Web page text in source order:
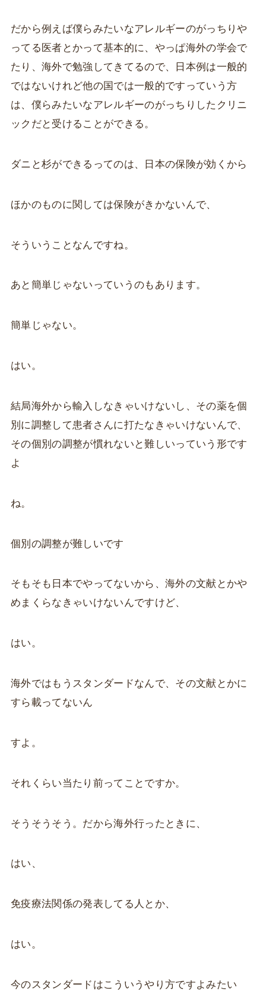
だから例えば僕らみたいなアレルギーのがっちりや
ってる医者とかって基本的に、やっぱ海外の学会で
たり、海外で勉強してきてるので、日本例は一般的
ではないけれど他の国では一般的ですっていう方
は、僕らみたいなアレルギーのがっちりしたクリニ
ックだと受けることができる。
ダニと杉ができるってのは、日本の保険が効くから
ほかのものに関しては保険がきかないんで、
そういうことなんですね。
あと簡単じゃないっていうのもあります。
簡単じゃない。
はい。
結局海外から輸入しなきゃいけないし、その薬を個
別に調整して患者さんに打たなきゃいけないんで、
その個別の調整が慣れないと難しいっていう形です
よ
ね。
個別の調整が難しいです
そもそも日本でやってないから、海外の文献とかや
めまくらなきゃいけないんですけど、
はい。
海外ではもうスタンダードなんで、その文献とかに
すら載ってないん
すよ。
それくらい当たり前ってことですか。
そうそうそう。だから海外行ったときに、
はい、
免疫療法関係の発表してる人とか、
はい。
今のスタンダードはこういうやり方ですよみたい